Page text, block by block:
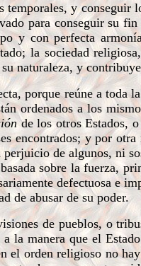
y conseguir
para conseguir su
y con perfecta
la sociedad
naturaleza, y
porque reúne a toda
ordenados a los
de los otros Estados,
encontrados; y por
de algunos, ni
sobre la fuerza,
defectuosa e
de abusar de su poder.
de pueblos, o
la manera que el
el orden religioso no